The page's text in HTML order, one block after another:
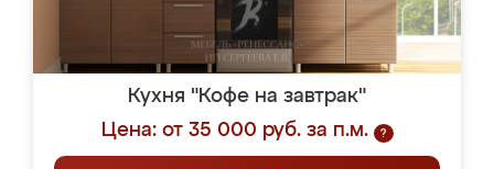
Кухня "Кофе на завтрак"
Цена: от 35 000 руб. за п.м.
?